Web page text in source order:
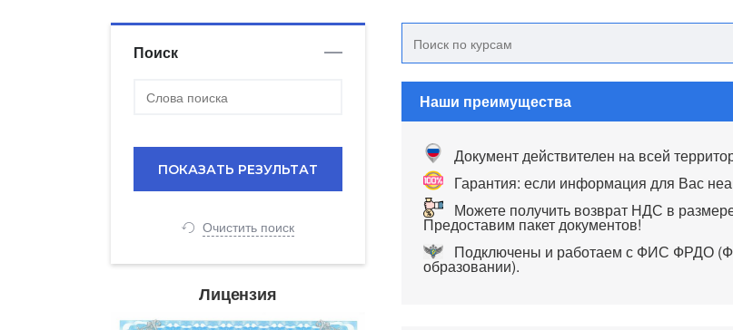
Поиск
Очистить поиск
Лицензия
Наши преимущества
Документ действителен на всей
Гарантия: если информация для Вас
Можете получить возврат НДС в
Предоставим пакет документов!
Подключены и работаем с ФИС ФРДО
образовании).